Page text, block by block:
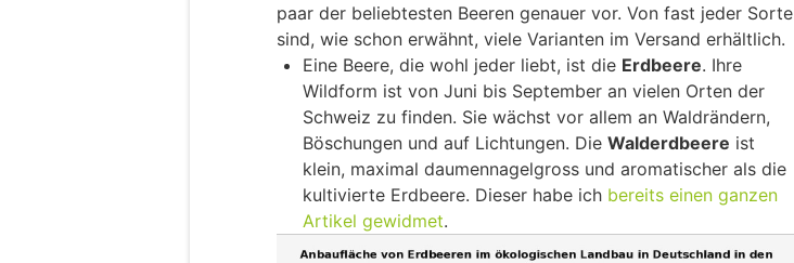
paar der beliebtesten Beeren genauer vor. Von fast jeder Sorte
sind, wie schon erwähnt, viele Varianten im Versand erhältlich.
Eine Beere, die wohl jeder liebt, ist die Erdbeere. Ihre
Wildform ist von Juni bis September an vielen Orten der
Schweiz zu finden. Sie wächst vor allem an Waldrändern,
Böschungen und auf Lichtungen. Die Walderdbeere ist
klein, maximal daumennagelgross und aromatischer als die
kultivierte Erdbeere. Dieser habe ich bereits einen ganzen
Artikel gewidmet.